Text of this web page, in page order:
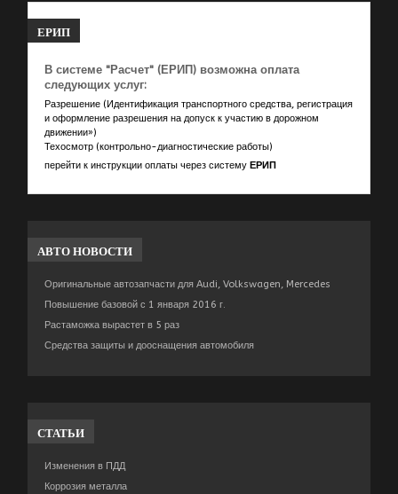
ЕРИП
В системе "Расчет" (ЕРИП) возможна оплата
следующих услуг:
Разрешение (Идентификация транспортного средства, регистрация
и оформление разрешения на допуск к участию в дорожном
движении»)
Техосмотр (контрольно-диагностические работы)
перейти к инструкции оплаты через системуЕРИП
АВТОНОВОСТИ
Оригинальные автозапчасти для Audi, Volkswagen, Mercedes
Повышение базовой с 1 января 2016 г.
Растаможка вырастет в 5 раз
Средства защиты и дооснащения автомобиля
СТАТЬИ
Изменения в ПДД
Коррозия металла